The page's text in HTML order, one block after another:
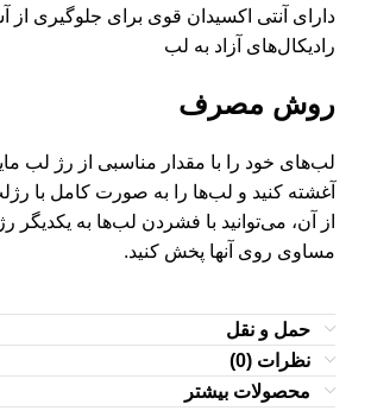
دارای آنتی اکسیدان قوی برای جلوگیری
رادیکال‌های آزاد به لب
روش مصرف
لب‌های خود را با مقدار مناسبی از رژ لب
آغشته کنید و لب‌ها را به صورت کامل با
از آن، می‌توانید با فشردن لب‌ها به یکدیگر
مساوی روی آنها پخش کنید.
حمل و نقل
نظرات (0)
محصولات بیشتر